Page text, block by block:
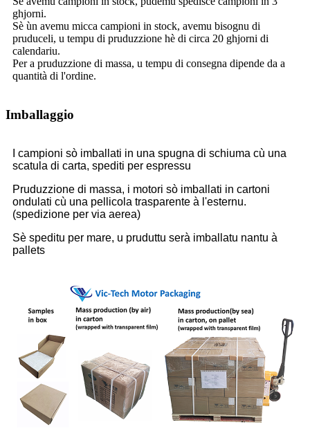
ghjorni.
Sè ùn avemu micca campioni in stock, avemu bisognu di
pruduceli, u tempu di pruduzzione hè di circa 20 ghjorni di
calendariu.
Per a pruduzzione di massa, u tempu di consegna dipende da a
quantità di l'ordine.
Imballaggio
I campioni sò imballati in una spugna di schiuma cù una
scatula di carta, spediti per espressu
Pruduzzione di massa, i motori sò imballati in cartoni
ondulati cù una pellicola trasparente à l'esternu.
(spedizione per via aerea)
Sè speditu per mare, u pruduttu serà imballatu nantu à
pallets